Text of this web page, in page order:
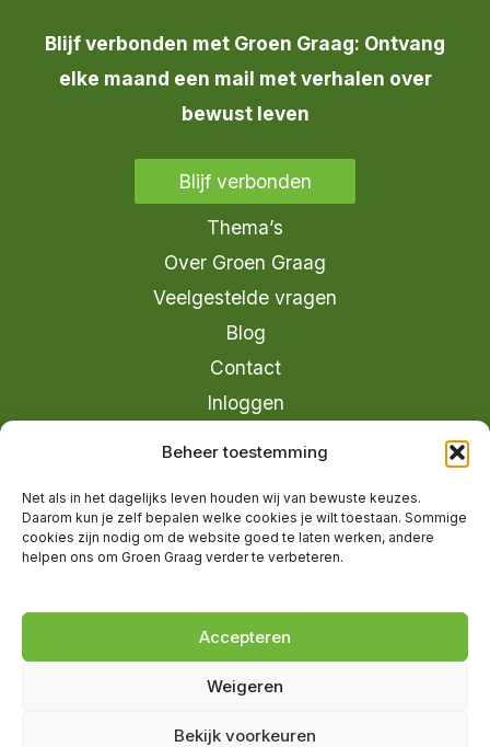
Beheer toestemming
Net als in het dagelijks leven houden wij van bewuste keuzes.
Daarom kun je zelf bepalen welke cookies je wilt toestaan. Sommige
cookies zijn nodig om de website goed te laten werken, andere
helpen ons om Groen Graag verder te verbeteren.
Accepteren
Weigeren
Bekijk voorkeuren
Blijf verbonden met Groen Graag: Ontvang
elke maand een mail met verhalen over
bewust leven
Blijf verbonden
Thema’s
Over Groen Graag
Veelgestelde vragen
Blog
Contact
Inloggen
info@groengraag.nl
Ervaringen van leden op Trustpilot
Marketing
Groen Graag is onderdeel van Moreau
Management B.V.